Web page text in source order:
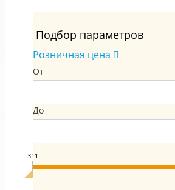
Подбор параметров
Розничная цена
От
До
311